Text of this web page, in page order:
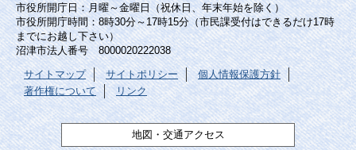
市役所開庁日：月曜～金曜日（祝休日、年末年始を除く）
市役所開庁時間：8時30分～17時15分（市民課受付はできるだけ17時
までにお越し下さい）
沼津市法人番号 8000020222038
サイトマップ サイトポリシー
個人情報保護方針
著作権について
リンク
地図・交通アクセス